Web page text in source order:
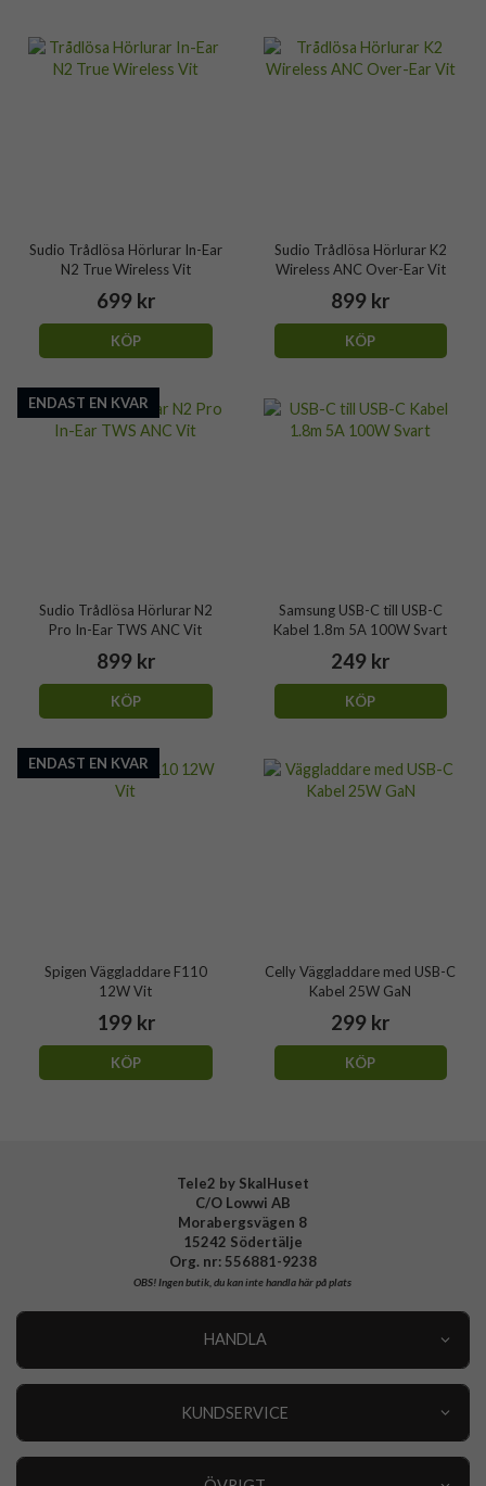
Sudio Trådlösa Hörlurar In-Ear
N2 True Wireless Vit
699 kr
KÖP
Sudio Trådlösa Hörlurar K2
Wireless ANC Over-Ear Vit
899 kr
KÖP
ENDAST EN KVAR
Sudio Trådlösa Hörlurar N2
Pro In-Ear TWS ANC Vit
899 kr
KÖP
Samsung USB-C till USB-C
Kabel 1.8m 5A 100W Svart
249 kr
KÖP
ENDAST EN KVAR
Spigen Väggladdare F110
12W Vit
199 kr
KÖP
Celly Väggladdare med USB-C
Kabel 25W GaN
299 kr
KÖP
Tele2 by SkalHuset
C/O Lowwi AB
Morabergsvägen 8
15242 Södertälje
Org. nr: 556881-9238
OBS!Ingen butik, du kan inte handla här på plats
HANDLA
KUNDSERVICE